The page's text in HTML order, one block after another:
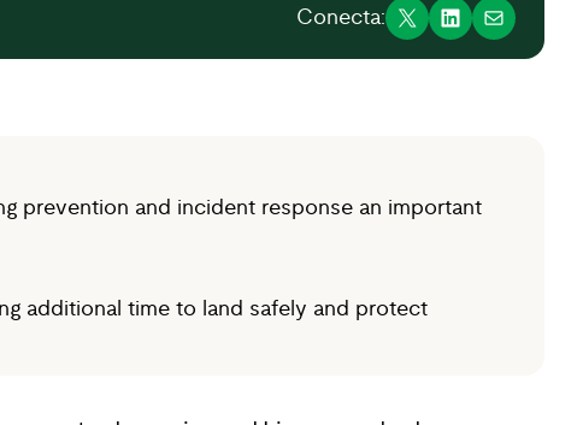
Conecta:
prevention and incident response an important
additional time to land safely and protect